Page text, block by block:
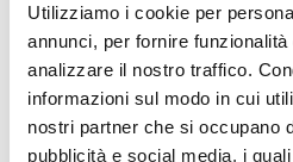
Utilizziamo i cookie per
annunci, per fornire
analizzare il nostro traffico.
informazioni sul modo in cui
nostri partner che si occupano
pubblicità e social media, i